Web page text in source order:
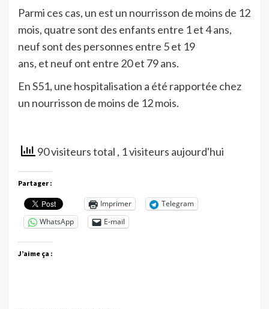
Parmi ces cas, un est un nourrisson de moins de 12
mois, quatre sont des enfants entre 1 et 4 ans,
neuf sont des personnes entre 5 et 19
ans, et neuf ont entre 20 et 79 ans.
En S51, une hospitalisation a été rapportée chez
un nourrisson de moins de 12 mois.
90 visiteurs total , 1 visiteurs aujourd'hui
Partager :
Imprimer
Telegram
WhatsApp
E-mail
J’aime ça :